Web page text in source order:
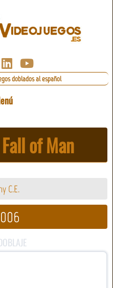
doblados al español
of Man
C.E.